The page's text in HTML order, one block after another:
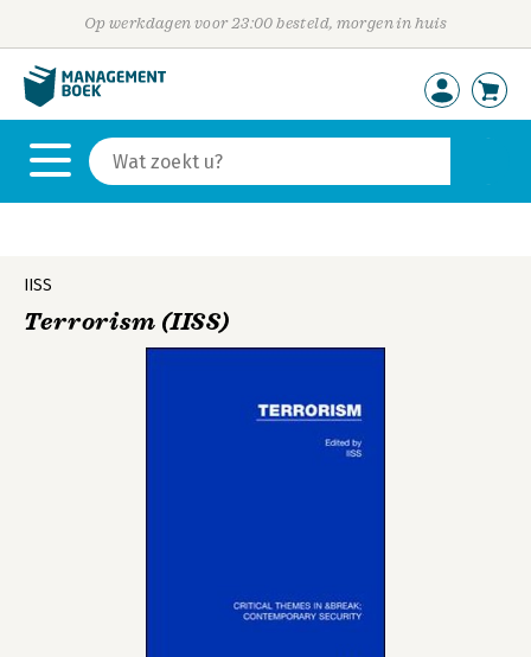
Op werkdagen voor 23:00 besteld, morgen in huis
IISS
Terrorism (IISS)